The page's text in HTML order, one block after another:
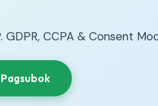
CCPA & Consent